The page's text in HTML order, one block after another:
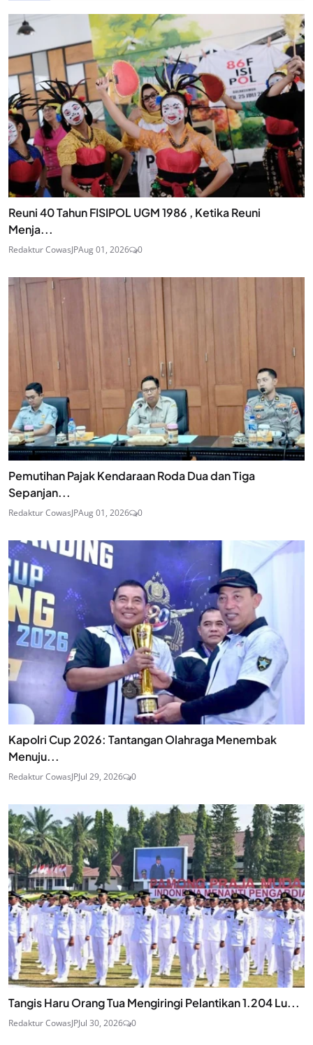
Reuni 40 Tahun FISIPOL UGM 1986 , Ketika Reuni
Menja...
Redaktur CowasJPAug 01, 2026 0
Pemutihan Pajak Kendaraan Roda Dua dan Tiga
Sepanjan...
Redaktur CowasJPAug 01, 2026 0
Kapolri Cup 2026: Tantangan Olahraga Menembak
Menuju...
Redaktur CowasJPJul 29, 2026 0
Tangis Haru Orang Tua Mengiringi Pelantikan 1.204 Lu...
Redaktur CowasJPJul 30, 2026 0